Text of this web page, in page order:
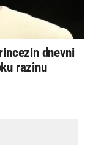
dnevni
razinu